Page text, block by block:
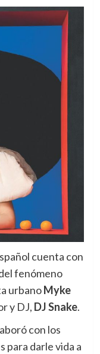
cuenta con
fenómeno
urbanoMyke
y DJ, DJ Snake.
​​con los
para darle vida a